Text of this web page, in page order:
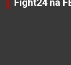
Fight24 na